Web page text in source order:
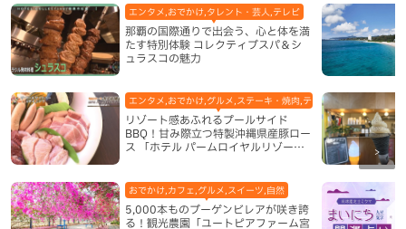
那覇の国際通りで出会う、心と体を満
たす特別体験 コレクティブスパ＆シ
ュラスコの魅力
エンタメ,おでかけ,タレント・芸人,テレビ
リゾート感あふれるプールサイド
BBQ！甘み際立つ特製沖縄県産豚ロー
ス 「ホテル パームロイヤルリゾート
エンタメ,おでかけ,グルメ,ステーキ・焼肉,テレビ,ホテル,地域,本島
5,000本ものブーゲンビレアが咲き誇
る！観光農園「ユートピアファーム宮
おでかけ,カフェ,グルメ,スイーツ,自然